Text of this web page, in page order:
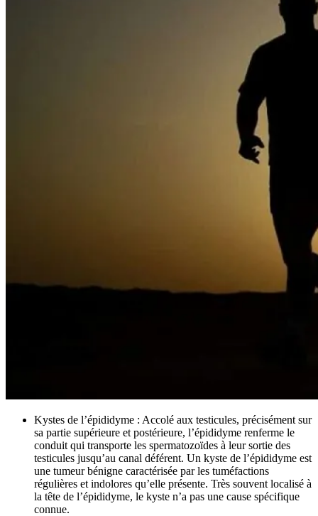
Kystes de l’épididyme : Accolé aux testicules, précisément sur
sa partie supérieure et postérieure, l’épididyme renferme le
conduit qui transporte les spermatozoïdes à leur sortie des
testicules jusqu’au canal déférent. Un kyste de l’épididyme est
une tumeur bénigne caractérisée par les tuméfactions
régulières et indolores qu’elle présente. Très souvent localisé à
la tête de l’épididyme, le kyste n’a pas une cause spécifique
connue.